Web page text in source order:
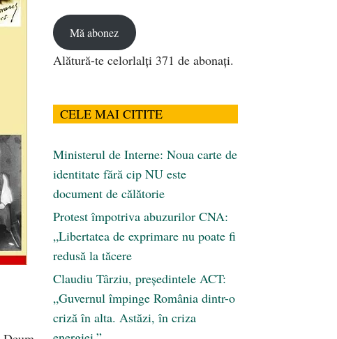
Mă abonez
Alătură-te celorlalți 371 de abonați.
CELE MAI CITITE
Ministerul de Interne: Noua carte de
identitate fără cip NU este
document de călătorie
Protest împotriva abuzurilor CNA:
„Libertatea de exprimare nu poate fi
redusă la tăcere
Claudiu Târziu, președintele ACT:
„Guvernul împinge România dintr-o
criză în alta. Astăzi, în criza